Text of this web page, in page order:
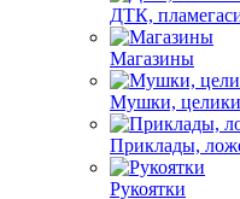
ДТК,
Магазины
Мушки, целики
Приклады,
Рукоятки